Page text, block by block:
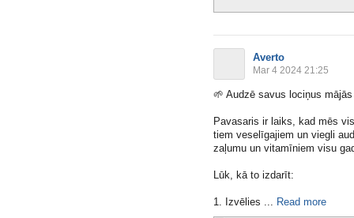
Averto
Mar 4 2024 21:25
🌱 Audzē savus lociņus
Pavasaris ir laiks, kad mēs
tiem veselīgajiem un viegli
zaļumu un vitamīniem visu
Lūk, kā to izdarīt:
1. Izvēlies ​... Read more